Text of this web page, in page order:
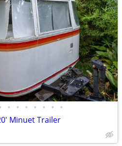
• • • • • • •
Minuet Trailer